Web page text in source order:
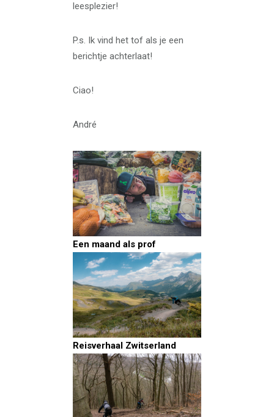
leesplezier!
P.s. Ik vind het tof als je een
berichtje achterlaat!
Ciao!
André
Een maand als prof
Reisverhaal Zwitserland